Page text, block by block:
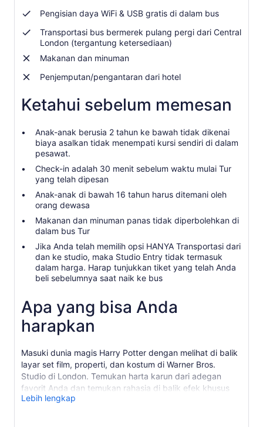
Pengisian daya WiFi & USB gratis di dalam bus
Transportasi bus bermerek pulang pergi dari Central
London (tergantung ketersediaan)
Makanan dan minuman
Penjemputan/pengantaran dari hotel
Ketahui sebelum memesan
Anak-anak berusia 2 tahun ke bawah tidak dikenai
biaya asalkan tidak menempati kursi sendiri di dalam
pesawat.
Check-in adalah 30 menit sebelum waktu mulai Tur
yang telah dipesan
Anak-anak di bawah 16 tahun harus ditemani oleh
orang dewasa
Makanan dan minuman panas tidak diperbolehkan di
dalam bus Tur
Jika Anda telah memilih opsi HANYA Transportasi dari
dan ke studio, maka Studio Entry tidak termasuk
dalam harga. Harap tunjukkan tiket yang telah Anda
beli sebelumnya saat naik ke bus
Apa yang bisa Anda
harapkan
Masuki dunia magis Harry Potter dengan melihat di balik
layar set film, properti, dan kostum di Warner Bros.
Studio di London. Temukan harta karun dari adegan
favorit Anda dan temukan rahasia di balik efek khusus
sinema yang memukau serta beragam set, kostum, dan
Lebih lengkap